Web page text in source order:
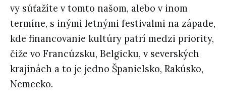
vy súťažíte v tomto našom, alebo v inom
termíne, s inými letnými festivalmi na západe,
kde financovanie kultúry patrí medzi priority,
čiže vo Francúzsku, Belgicku, v severských
krajinách a to je jedno Španielsko, Rakúsko,
Nemecko.